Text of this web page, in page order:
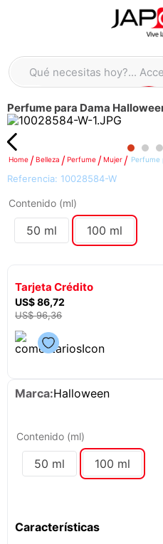
Hola... qué necesitas hoy?
Qué necesitas hoy?...
Perfume para Dama
Belleza Perfume Mujer
Referencia: 10028584-W
Contenido (ml)
50 ml 100 ml
Tarjeta Crédito
US$86,72
US$ 96,36
Halloween
Contenido (ml)
50 ml 100 ml
TÉRMINOS MÁS BUSCADOS
2. refrigeradora
3. lavadora
4. scooter
5. england sound
7 celular
8. iphone
congelador
10. cocina